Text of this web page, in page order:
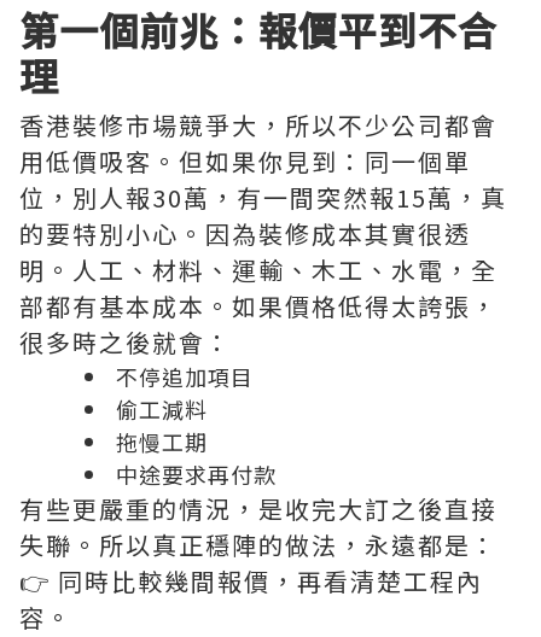
第一個前兆：報價平到不合
理
香港裝修市場競爭大，所以不少公司都會
用低價吸客。但如果你見到：同一個單
位，別人報30萬，有一間突然報15萬，真
的要特別小心。因為裝修成本其實很透
明。人工、材料、運輸、木工、水電，全
部都有基本成本。如果價格低得太誇張，
很多時之後就會：
不停追加項目
偷工減料
拖慢工期
中途要求再付款
有些更嚴重的情況，是收完大訂之後直接
失聯。所以真正穩陣的做法，永遠都是：
👉 同時比較幾間報價，再看清楚工程內
容。